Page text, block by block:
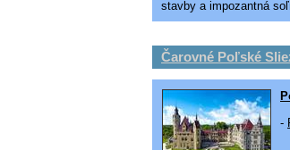
stavby a impozantná
Čarovné Poľské
-